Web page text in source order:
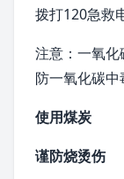
拨打120急救
注意：一氧
防一氧化碳中
使用煤炭
谨防烧烫伤